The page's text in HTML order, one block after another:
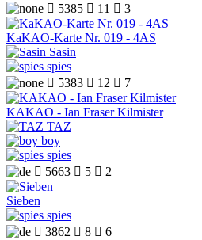
 5385  11  3
KaKAO-Karte Nr. 019 - 4AS
Sasin
spies
 5383  12  7
KAKAO - Ian Fraser Kilmister
TAZ
boy
spies
 5663  5  2
Sieben
spies
 3862  8  6